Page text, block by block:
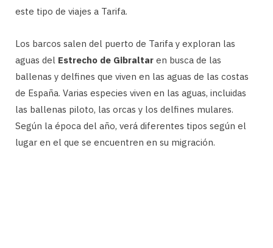
este tipo de viajes a Tarifa.
Los barcos salen del puerto de Tarifa y exploran las
aguas del Estrecho de Gibraltar en busca de las
ballenas y delfines que viven en las aguas de las costas
de España. Varias especies viven en las aguas, incluidas
las ballenas piloto, las orcas y los delfines mulares.
Según la época del año, verá diferentes tipos según el
lugar en el que se encuentren en su migración.